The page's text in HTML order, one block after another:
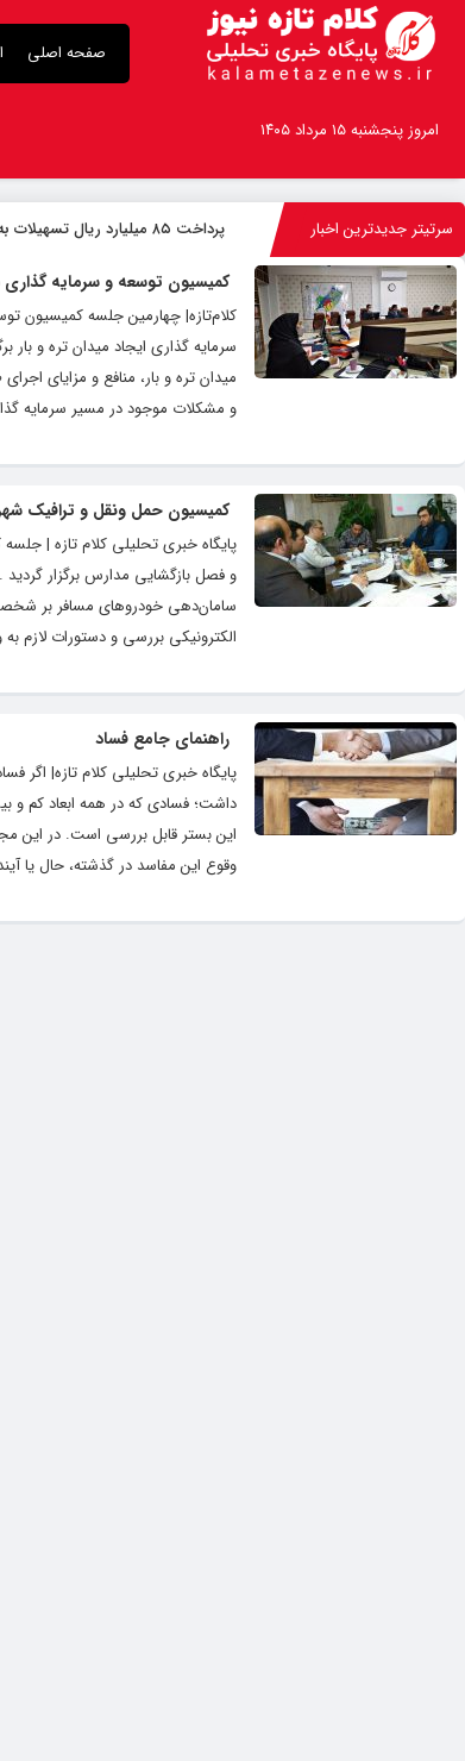
صفحه اصلی
امروز پنجشنبه ۱۵ مرداد ۱۴۰۵
سرتیتر جدیدترین اخبار پرداخت ۸۵ میلیارد ریال تسهیلات به عشایر چناران
کمیسیون توسعه و سرمایه گذاری
کلام‌تازه| چهارمین جلسه کمیسیون
سرمایه گذاری ایجاد میدان تره و
میدان تره و بار، منافع و مزایای
و مشکلات موجود در مسیر سرمایه
کمیسیون حمل ونقل و ترافیک
پایگاه خبری تحلیلی کلام تازه |
و فصل بازگشایی مدارس برگزار
سامان‌دهی خودروهای مسافر بر
الکترونیکی بررسی و دستورات لازم
راهنمای جامع فساد
پایگاه خبری تحلیلی کلام تازه| اگر
داشت؛ فسادی که در همه ابعاد کم و
این بستر قابل بررسی است. در این
وقوع این مفاسد در گذشته، حال یا